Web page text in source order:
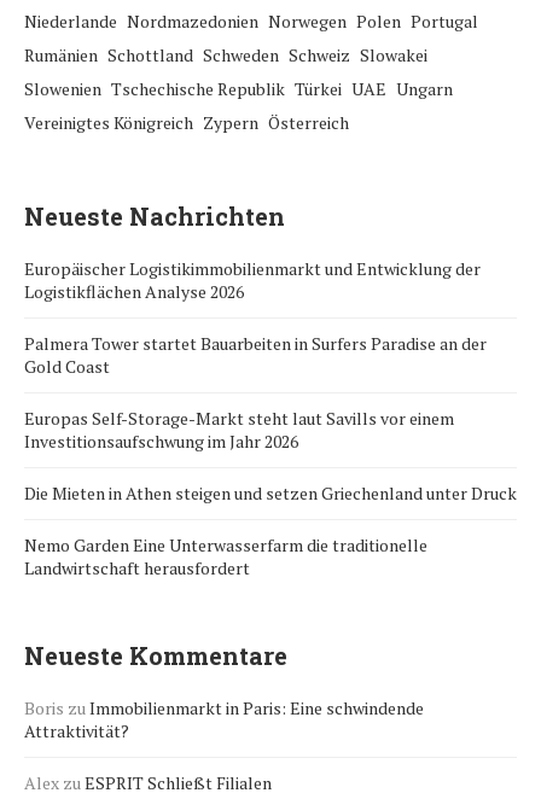
Niederlande Nordmazedonien Norwegen Polen Portugal
Rumänien Schottland Schweden Schweiz Slowakei
Slowenien Tschechische Republik Türkei UAE Ungarn
Vereinigtes Königreich Zypern Österreich
Neueste Nachrichten
Europäischer Logistikimmobilienmarkt und Entwicklung der
Logistikflächen Analyse 2026
Palmera Tower startet Bauarbeiten in Surfers Paradise an der
Gold Coast
Europas Self-Storage-Markt steht laut Savills vor einem
Investitionsaufschwung im Jahr 2026
Die Mieten in Athen steigen und setzen Griechenland unter Druck
Nemo Garden Eine Unterwasserfarm die traditionelle
Landwirtschaft herausfordert
Neueste Kommentare
Boris zu Immobilienmarkt in Paris: Eine schwindende
Attraktivität?
Alex zu ESPRIT Schließt Filialen